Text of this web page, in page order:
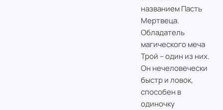
названием Пасть
Мертвеца.
Обладатель
магического меча
Трой – один из них.
Он нечеловечески
быстр и ловок,
способен в
одиночку